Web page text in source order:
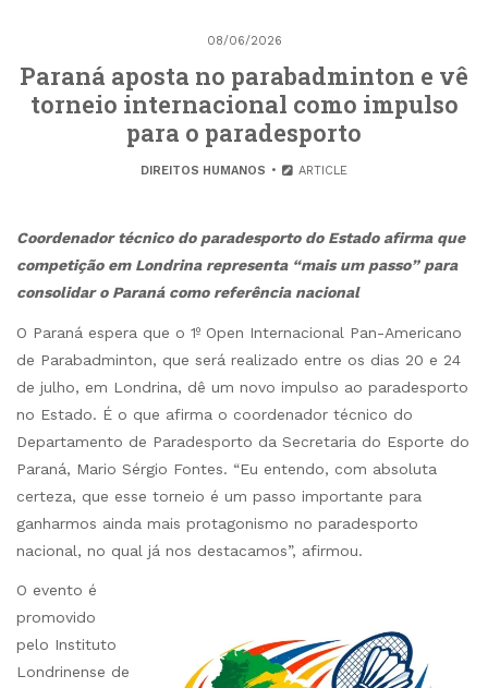
08/06/2026
Paraná aposta no parabadminton e vê
torneio internacional como impulso
para o paradesporto
DIREITOS HUMANOS ARTICLE
Coordenador técnico do paradesporto do Estado afirma que
competição em Londrina representa “mais um passo” para
consolidar o Paraná como referência nacional
O Paraná espera que o 1º Open Internacional Pan-Americano
de Parabadminton, que será realizado entre os dias 20 e 24
de julho, em Londrina, dê um novo impulso ao paradesporto
no Estado. É o que afirma o coordenador técnico do
Departamento de Paradesporto da Secretaria do Esporte do
Paraná, Mario Sérgio Fontes. “Eu entendo, com absoluta
certeza, que esse torneio é um passo importante para
ganharmos ainda mais protagonismo no paradesporto
nacional, no qual já nos destacamos”, afirmou.
O evento é
promovido
pelo Instituto
Londrinense de